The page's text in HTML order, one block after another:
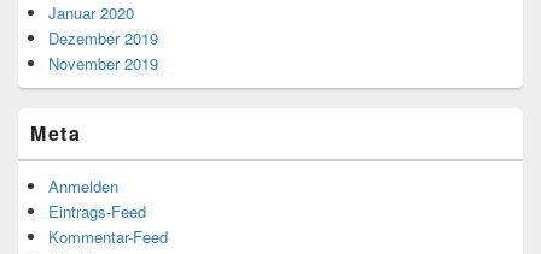
Januar 2020
Dezember 2019
November 2019
Meta
Anmelden
Eintrags-Feed
Kommentar-Feed